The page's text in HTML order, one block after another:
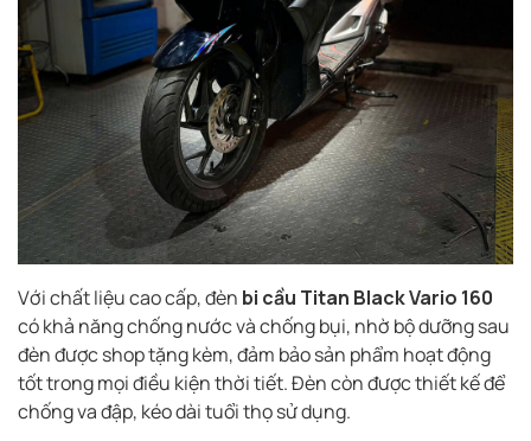
Với chất liệu cao cấp, đèn bi cầu Titan Black Vario 160
có khả năng chống nước và chống bụi, nhờ bộ dưỡng sau
đèn được shop tặng kèm, đảm bảo sản phẩm hoạt động
tốt trong mọi điều kiện thời tiết. Đèn còn được thiết kế để
chống va đập, kéo dài tuổi thọ sử dụng.